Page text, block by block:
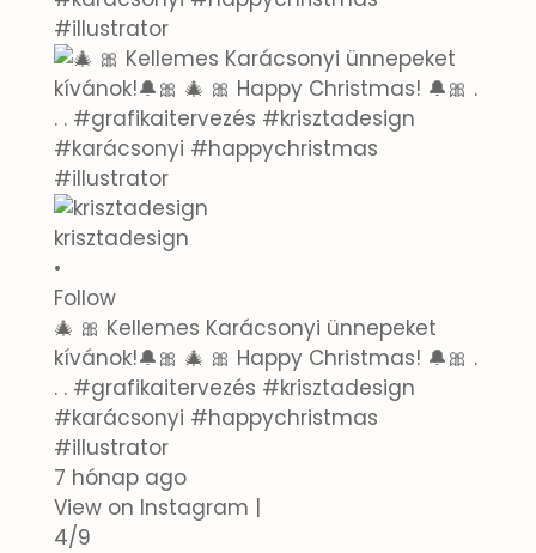
krisztadesign
•
Follow
🎄 🎀 Kellemes Karácsonyi ünnepeket
kívánok!🔔🎀 🎄 🎀 Happy Christmas! 🔔🎀 .
. . #grafikaitervezés #krisztadesign
#karácsonyi #happychristmas
#illustrator
7 hónap ago
View on Instagram |
4/9